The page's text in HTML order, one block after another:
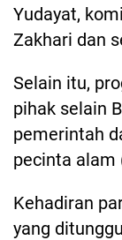
Yudayat,
Zakhari dan
Selain itu,
pihak selain
pemerintah
pecinta alam
Kehadiran
yang